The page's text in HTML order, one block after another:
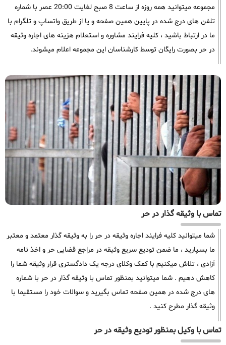
مجموعه میتوانید همه روزه از ساعت 8 صبح لغایت 20:00 عصر با شماره
تلفن های درج شده در پایین همین صفحه و یا از طریق واتساپ و تلگرام با
ما در ارتباط باشید ، کلیه فرایند مشاوره و استعلام هزینه های اجاره وثیقه
در حر بصورت رایگان توسط کارشناسان این مجموعه اعلام میشوند.
تماس با وثیقه گذار در حر
شما میتوانید کلیه فرایند اجاره وثیقه در حر را به وثیقه گذار معتمد و معتبر
ما بسپارید ، ما ضمن تودیع سریع وثیقه در مراجع قضایی حر و اخذ نامه
آزادی ، تلاش میکنیم با کمک وکلای درجه یک دادگستری قرار وثیقه شما را
کاهش دهیم . شما میتوانید بمنظور تماس با وثیقه گذار در حر با شماره
های درج شده در همین صفحه تماس بگیرید و سوالات خود را مستقیما با
وثیقه گذار مطرح کنید .
تماس با وکیل بمنظور تودیع وثیقه در حر